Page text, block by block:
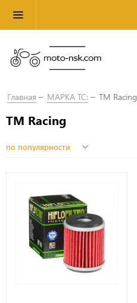
Главная МАРКА ТС: TM Racing
TM Racing